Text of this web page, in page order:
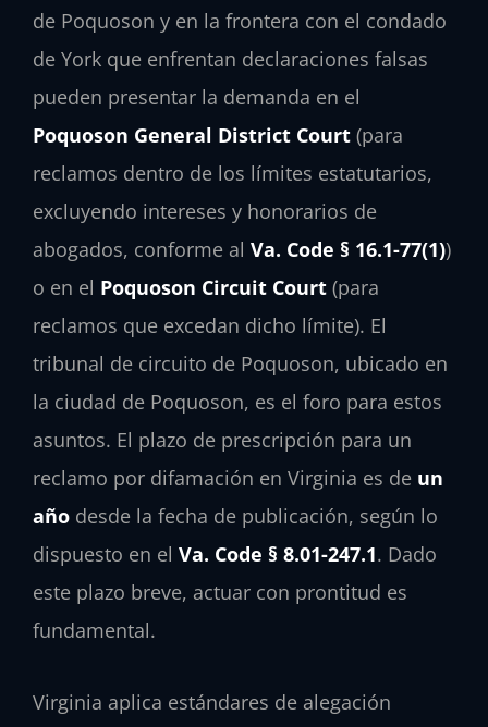
de Poquoson y en la frontera con el condado
de York que enfrentan declaraciones falsas
pueden presentar la demanda en el
Poquoson General District Court (para
reclamos dentro de los límites estatutarios,
excluyendo intereses y honorarios de
abogados, conforme al Va. Code § 16.1-77(1))
o en el Poquoson Circuit Court (para
reclamos que excedan dicho límite). El
tribunal de circuito de Poquoson, ubicado en
la ciudad de Poquoson, es el foro para estos
asuntos. El plazo de prescripción para un
reclamo por difamación en Virginia es de un
año desde la fecha de publicación, según lo
dispuesto en el Va. Code § 8.01-247.1. Dado
este plazo breve, actuar con prontitud es
fundamental.
Virginia aplica estándares de alegación